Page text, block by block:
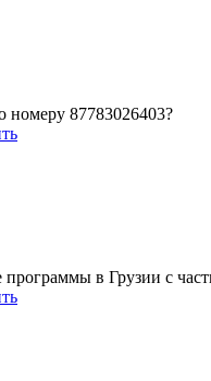
номеру 87783026403?
программы в Грузии с